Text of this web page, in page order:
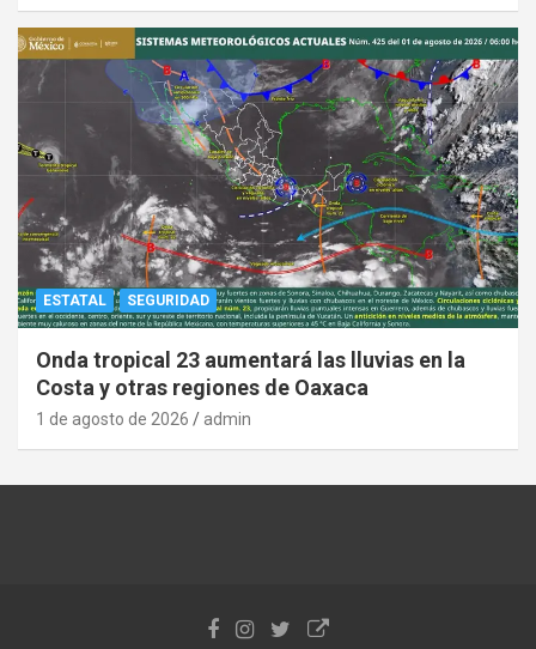
ESTATAL SEGURIDAD
Onda tropical 23 aumentará las lluvias en la
Costa y otras regiones de Oaxaca
1 de agosto de 2026 admin